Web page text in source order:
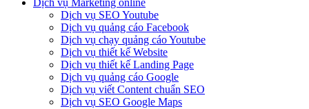
Dịch vụ Marketing online
Dịch vụ SEO Youtube
Dịch vụ quảng cáo Facebook
Dịch vụ chạy quảng cáo Youtube
Dịch vụ thiết kế Website
Dịch vụ thiết kế Landing Page
Dịch vụ quảng cáo Google
Dịch vụ viết Content chuẩn SEO
Dịch vụ SEO Google Maps